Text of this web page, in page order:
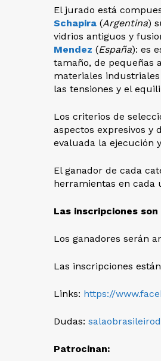
El jurado está
Schapira (Argentina)
vidrios antiguos y
Mendez (España): es
tamaño, de pequeñas
materiales
las tensiones y el
Los criterios de
aspectos expresivos y
evaluada la ejecución
El ganador de cada
herramientas en cada
Las inscripciones
Los ganadores serán
Las inscripciones
Links: https://
Dudas:
Patrocinan: